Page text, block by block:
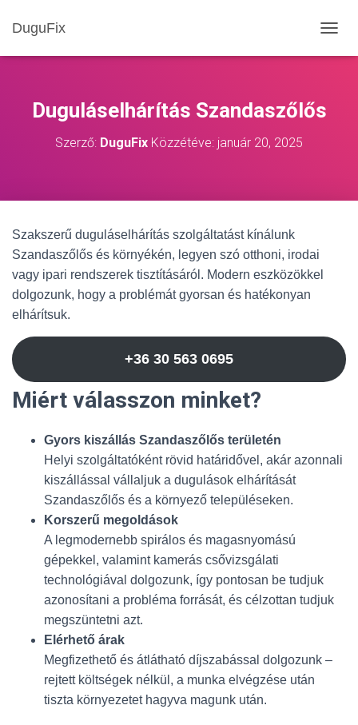
DuguFix
Duguláselhárítás Szandaszőlős
Szerző: DuguFix Közzétéve: január 20, 2025
Szakszerű duguláselhárítás szolgáltatást kínálunk
Szandaszőlős és környékén, legyen szó otthoni, irodai
vagy ipari rendszerek tisztításáról. Modern eszközökkel
dolgozunk, hogy a problémát gyorsan és hatékonyan
elhárítsuk.
+36 30 563 0695
Miért válasszon minket?
Gyors kiszállás Szandaszőlős területén
Helyi szolgáltatóként rövid határidővel, akár azonnali
kiszállással vállaljuk a dugulások elhárítását
Szandaszőlős és a környező településeken.
Korszerű megoldások
A legmodernebb spirálos és magasnyomású
gépekkel, valamint kamerás csővizsgálati
technológiával dolgozunk, így pontosan be tudjuk
azonosítani a probléma forrását, és célzottan tudjuk
megszüntetni azt.
Elérhető árak
Megfizethető és átlátható díjszabással dolgozunk –
rejtett költségek nélkül, a munka elvégzése után
tiszta környezetet hagyva magunk után.